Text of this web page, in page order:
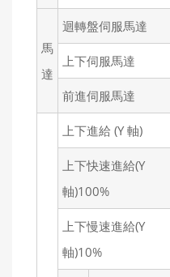
馬
達
迴轉盤伺服馬達
上下伺服馬達
前進伺服馬達
上下進給 (Y 軸)
上下快速進給(Y
軸)100%
上下慢速進給(Y
軸)10%